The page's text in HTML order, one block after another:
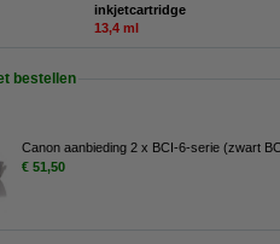
inkjetcartridge
13,4 ml
bestellen
Canon aanbieding 2 x BCI-6-serie (zwart
€ 51,50